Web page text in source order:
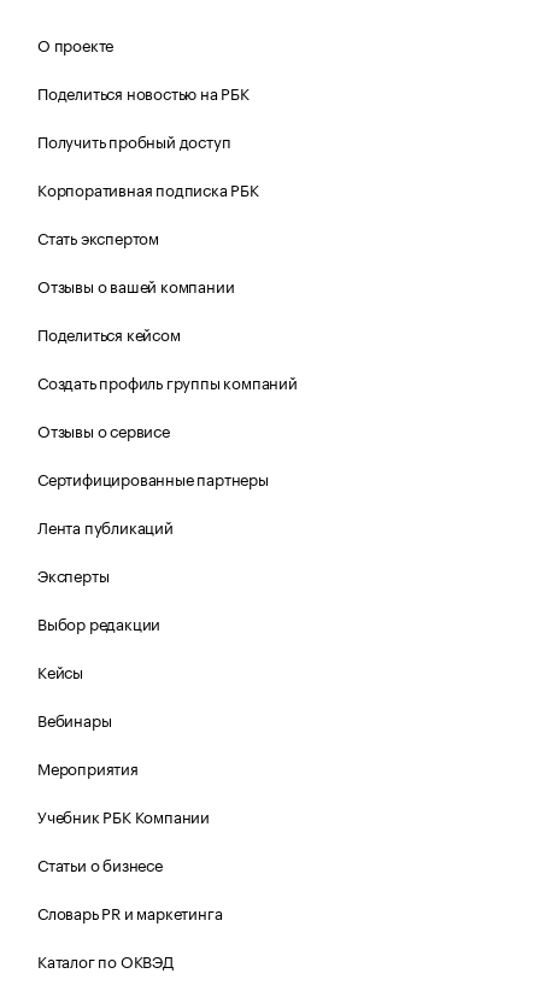
О проекте
Поделиться новостью на РБК
Получить пробный доступ
Корпоративная подписка РБК
Стать экспертом
Отзывы о вашей компании
Поделиться кейсом
Создать профиль группы компаний
Отзывы о сервисе
Сертифицированные партнеры
Лента публикаций
Эксперты
Выбор редакции
Кейсы
Вебинары
Мероприятия
Учебник РБК Компании
Статьи о бизнесе
Словарь PR и маркетинга
Каталог по ОКВЭД